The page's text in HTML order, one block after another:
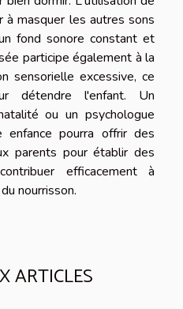
à masquer les autres sons
fond sonore constant et
participe également à la
sensorielle excessive, ce
détendre l'enfant. Un
ou un psychologue
pourra offrir des
parents pour établir des
efficacement à
nourrisson.
ARTICLES